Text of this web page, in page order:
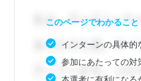
このページでわかること
インターンの具体的
参加にあたっての対
本選考に有利になる